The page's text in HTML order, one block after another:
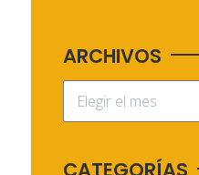
ARCHIVOS